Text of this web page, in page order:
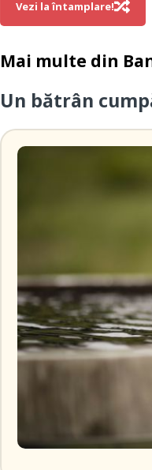
Vezi la întamplare!
Mai multe din
Un bătrân